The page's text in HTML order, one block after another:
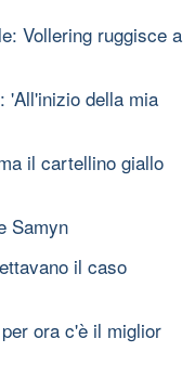
Vollering ruggisce a
'All'inizio della mia
il cartellino giallo
Samyn
il caso
ora c'è il miglior